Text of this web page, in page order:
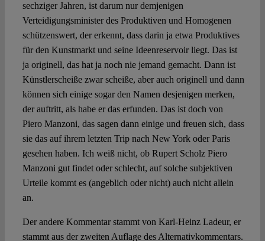
sechziger Jahren, ist darum nur demjenigen
Verteidigungsminister des Produktiven und Homogenen
schützenswert, der erkennt, dass darin ja etwa Produktives
für den Kunstmarkt und seine Ideenreservoir liegt. Das ist
ja originell, das hat ja noch nie jemand gemacht. Dann ist
Künstlerscheiße zwar scheiße, aber auch originell und dann
können sich einige sogar den Namen desjenigen merken,
der auftritt, als habe er das erfunden. Das ist doch von
Piero Manzoni, das sagen dann einige und freuen sich, dass
sie das auf ihrem letzten Trip nach New York oder Paris
gesehen haben. Ich weiß nicht, ob Rupert Scholz Piero
Manzoni gut findet oder schlecht, auf solche subjektiven
Urteile kommt es (angeblich oder nicht) auch nicht allein
an.
Der andere Kommentar stammt von Karl-Heinz Ladeur, er
stammt aus der zweiten Auflage des Alternativkommentars.